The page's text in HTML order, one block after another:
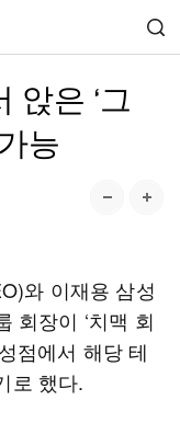
앉은 ‘그
능
와 이재용 삼성
회장이 ‘치맥 회
점에서 해당 테
로 했다.